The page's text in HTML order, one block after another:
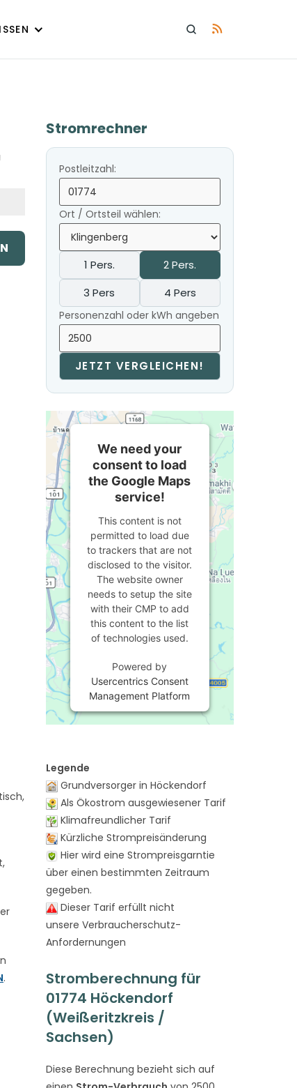
.
Stromrechner
Postleitzahl:
Ort / Ortsteil wählen:
1 Pers.
2 Pers.
3 Pers
4 Pers
Personenzahl oder kWh angeben
JETZT VERGLEICHEN!
We need your
consent to load
the Google Maps
service!
This content is not
permitted to load due
to trackers that are not
disclosed to the visitor.
The website owner
needs to setup the site
with their CMP to add
this content to the list
of technologies used.
Powered by
Usercentrics Consent
Management Platform
Legende
Grundversorger in Höckendorf
Als Ökostrom ausgewiesener Tarif
Klimafreundlicher Tarif
Kürzliche Strompreisänderung
Hier wird eine Strompreisgarntie
über einen bestimmten Zeitraum
gegeben.
Dieser Tarif erfüllt nicht
unsere Verbraucherschutz-
Anfordernungen
Stromberechnung für
01774 Höckendorf
(Weißeritzkreis /
Sachsen)
Diese Berechnung bezieht sich auf